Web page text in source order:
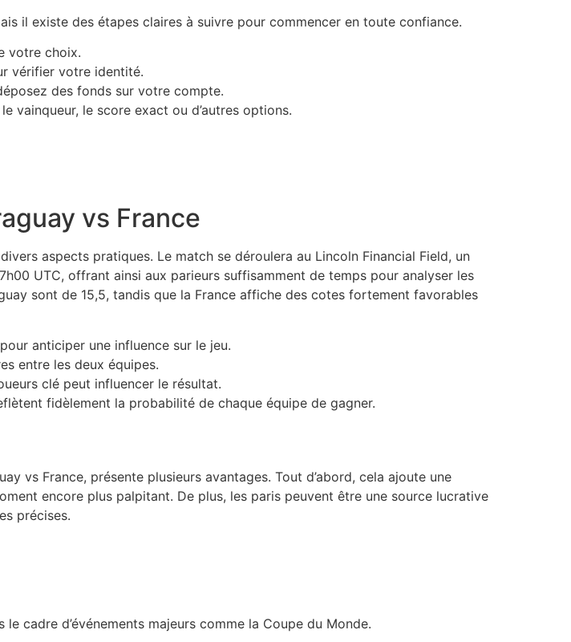
il existe des étapes claires à suivre pour commencer en toute confiance.
votre choix.
vérifier votre identité.
des fonds sur votre compte.
vainqueur, le score exact ou d’autres options.
vs France
aspects pratiques. Le match se déroulera au Lincoln Financial Field, un
UTC, offrant ainsi aux parieurs suffisamment de temps pour analyser les
sont de 15,5, tandis que la France affiche des cotes fortement favorables
anticiper une influence sur le jeu.
entre les deux équipes.
clé peut influencer le résultat.
fidèlement la probabilité de chaque équipe de gagner.
vs France, présente plusieurs avantages. Tout d’abord, cela ajoute une
encore plus palpitant. De plus, les paris peuvent être une source lucrative
précises.
cadre d’événements majeurs comme la Coupe du Monde.